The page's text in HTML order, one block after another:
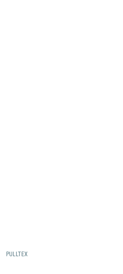
PULLTEX